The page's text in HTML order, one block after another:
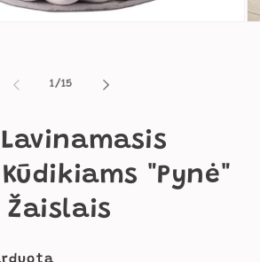
1/iš
15
"Pynė"
Žaislais